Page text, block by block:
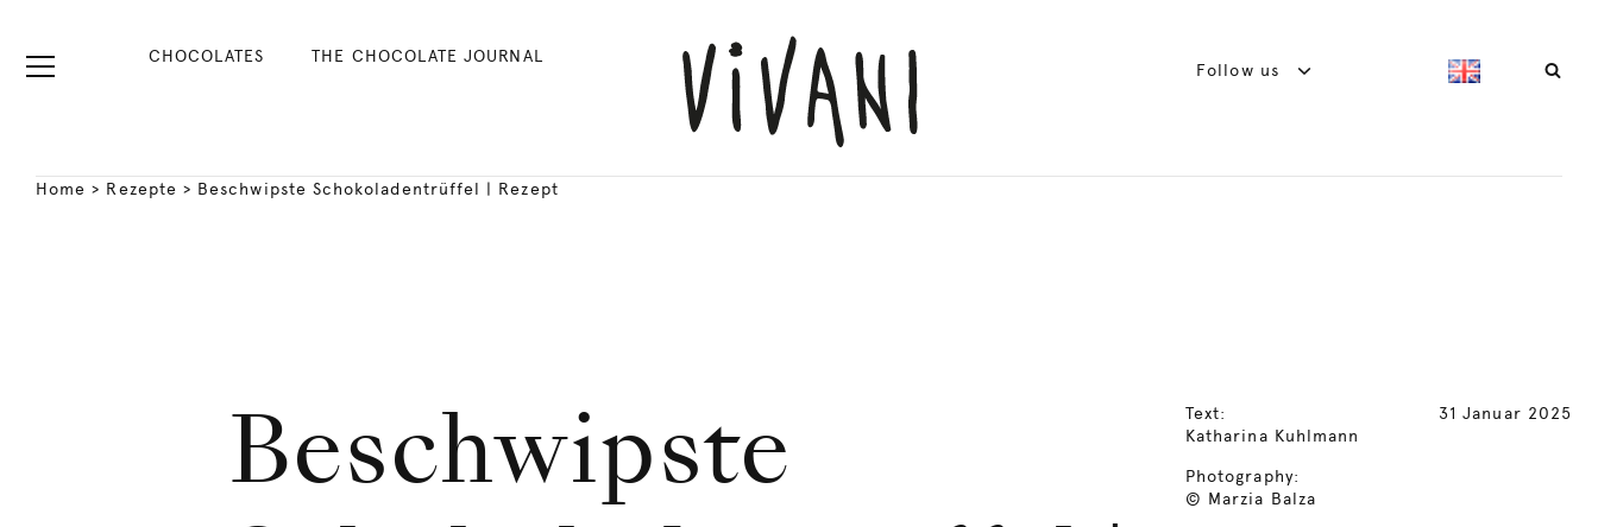
CHOCOLATES THE CHOCOLATE JOURNAL
Follow us
Home > Rezepte > Beschwipste Schokoladentrüffel | Rezept
Beschwipste
Text:
Katharina Kuhlmann
Photography:
© Marzia Balza
31 Januar 2025